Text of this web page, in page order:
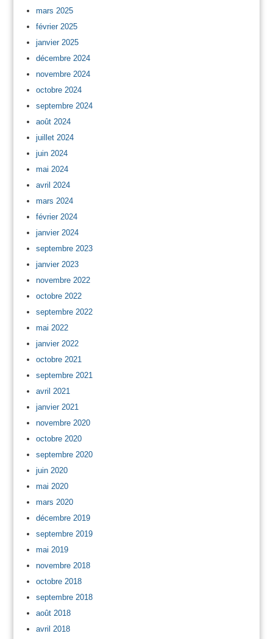
mars 2025
février 2025
janvier 2025
décembre 2024
novembre 2024
octobre 2024
septembre 2024
août 2024
juillet 2024
juin 2024
mai 2024
avril 2024
mars 2024
février 2024
janvier 2024
septembre 2023
janvier 2023
novembre 2022
octobre 2022
septembre 2022
mai 2022
janvier 2022
octobre 2021
septembre 2021
avril 2021
janvier 2021
novembre 2020
octobre 2020
septembre 2020
juin 2020
mai 2020
mars 2020
décembre 2019
septembre 2019
mai 2019
novembre 2018
octobre 2018
septembre 2018
août 2018
avril 2018